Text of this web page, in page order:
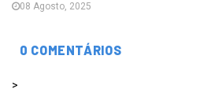
08 Agosto, 2025
0 COMENTÁRIOS
>